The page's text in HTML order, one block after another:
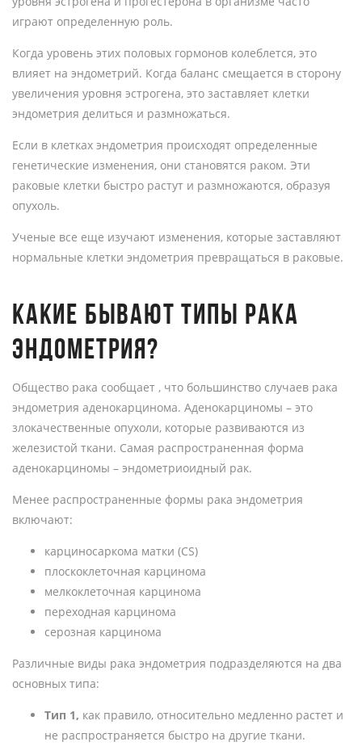
играют определенную роль.
Когда уровень этих половых гормонов колеблется, это
влияет на эндометрий. Когда баланс смещается в сторону
увеличения уровня эстрогена, это заставляет клетки
эндометрия делиться и размножаться.
Если в клетках эндометрия происходят определенные
генетические изменения, они становятся раком. Эти
раковые клетки быстро растут и размножаются, образуя
опухоль.
Ученые все еще изучают изменения, которые заставляют
нормальные клетки эндометрия превращаться в раковые.
КАКИЕ БЫВАЮТ ТИПЫ РАКА
ЭНДОМЕТРИЯ?
Общество рака сообщает , что большинство случаев рака
эндометрия аденокарцинома. Аденокарциномы – это
злокачественные опухоли, которые развиваются из
железистой ткани. Самая распространенная форма
аденокарциномы – эндометриоидный рак.
Менее распространенные формы рака эндометрия
включают:
карциносаркома матки (CS)
плоскоклеточная карцинома
мелкоклеточная карцинома
переходная карцинома
серозная карцинома
Различные виды рака эндометрия подразделяются на два
основных типа:
Тип 1, как правило, относительно медленно растет и
не распространяется быстро на другие ткани.